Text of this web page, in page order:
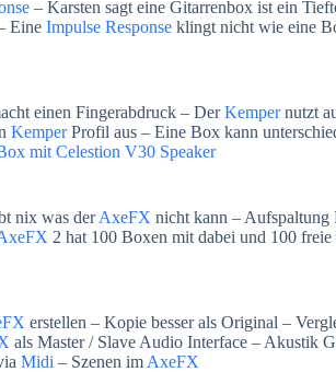
– Karsten sagt eine Gitarrenbox ist ein
Eine Impulse Response klingt nicht wie eine
einen Fingerabdruck – DerKempernutzt
KemperProfil aus – Eine Box kann
mit Celestion V30 Speaker
nix was derAxeFX nicht kann – Aufspaltung
2 hat 100 Boxen mit dabei und 100 freie
erstellen – Kopie besser als Original –
als Master / Slave Audio Interface – Akustik
Midi – Szenen im AxeFX